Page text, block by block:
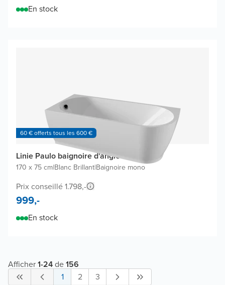
En stock
60 € offerts tous les 600 €
Linie Paulo baignoire d'angle
170 x 75 cm|Blanc Brillant|Baignoire mono
Prix conseillé 1.798,-
999,-
En stock
Afficher1-24de156
1
2 3